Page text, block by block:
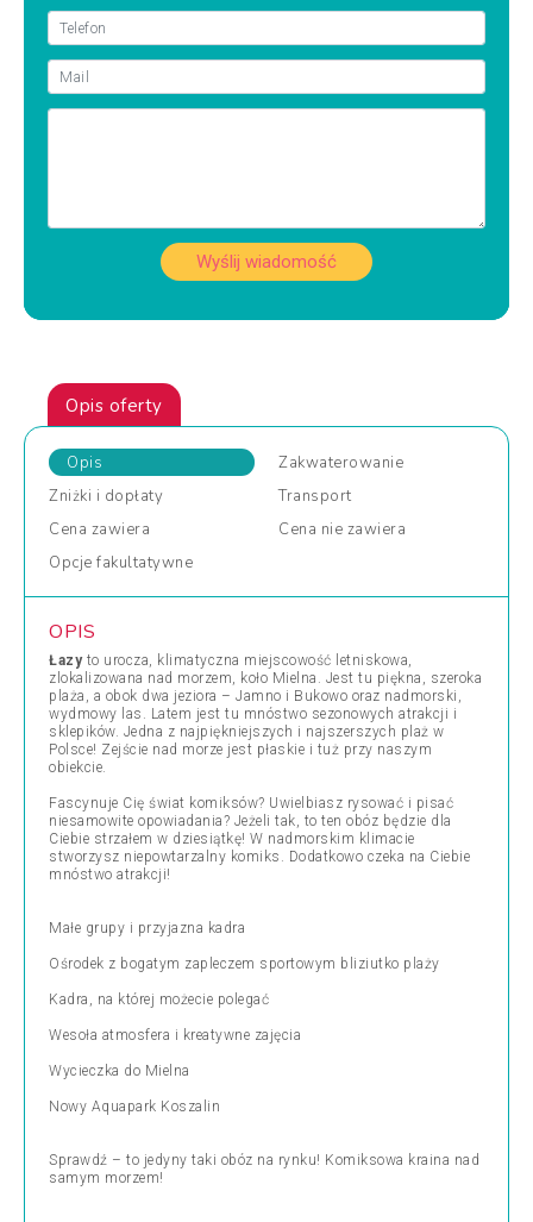
Wyślij wiadomość
Opis oferty
Opis
Zakwaterowanie
Zniżki i dopłaty
Transport
Cena zawiera Cena nie zawiera
Opcje fakultatywne
OPIS
Łazyto urocza, klimatyczna miejscowość letniskowa,
zlokalizowana nad morzem, koło Mielna. Jest tu piękna, szeroka
plaża, a obok dwa jeziora – Jamno i Bukowo oraz nadmorski,
wydmowy las. Latem jest tu mnóstwo sezonowych atrakcji i
sklepików. Jedna z najpiękniejszych i najszerszych plaż w
Polsce! Zejście nad morze jest płaskie i tuż przy naszym
obiekcie.
Fascynuje Cię świat komiksów? Uwielbiasz rysować i pisać
niesamowite opowiadania? Jeżeli tak, to ten obóz będzie dla
Ciebie strzałem w dziesiątkę! W nadmorskim klimacie
stworzysz niepowtarzalny komiks. Dodatkowo czeka na Ciebie
mnóstwo atrakcji!
Małe grupy i przyjazna kadra
Ośrodek z bogatym zapleczem sportowym bliziutko plaży
Kadra, na której możecie polegać
Wesoła atmosfera i kreatywne zajęcia
Wycieczka do Mielna
Nowy Aquapark Koszalin
Sprawdź – to jedyny taki obóz na rynku! Komiksowa kraina nad
samym morzem!